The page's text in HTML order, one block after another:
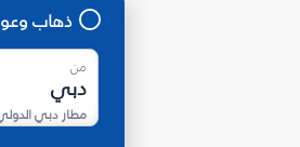
ذهاب
من
مطار دبي